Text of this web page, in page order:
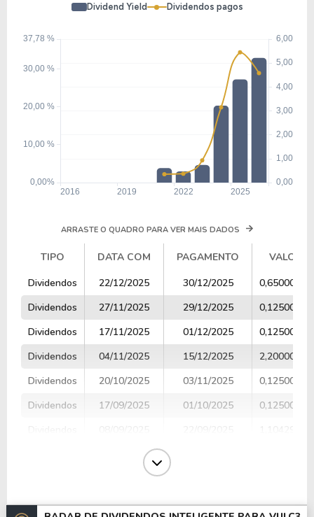
Dividend Yield Dividendos pagos
ARRASTE O QUADRO PARA VER MAIS DADOS
TIPO DATA COM PAGAMENTO
VALOR
TIPO
DATA COM PAGAMENTO VALOR
Dividendos 22/12/2025 30/12/2025
0,65000000
Dividendos
27/11/2025 29/12/2025
0,12500000
Dividendos
17/11/2025 01/12/2025
0,12500000
Dividendos
04/11/2025 15/12/2025
2,20000000
Dividendos
20/10/2025 03/11/2025
0,12500000
Dividendos
17/09/2025 01/10/2025
0,12500000
18/08/2025
Dividendos
18/06/2025 01/07/2025
0,12500000